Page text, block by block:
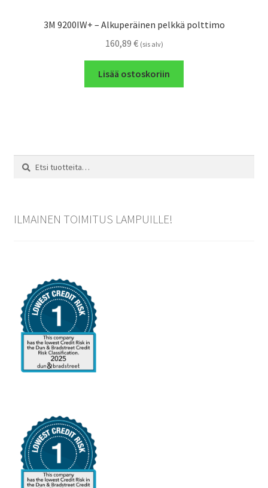
3M 9200IW+ – Alkuperäinen pelkkä polttimo
160,89 € (sis alv)
Lisää ostoskoriin
Etsi:
Haku
ILMAINEN TOIMITUS LAMPUILLE!